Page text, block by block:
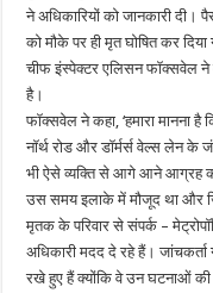
ने अधिकारियों को जानकारी
को मौके पर ही मृत घोषित कर
चीफ इंस्पेक्टर एलिसन फॉक्सवेल ने
है।
फॉक्सवेल ने कहा, ‘हमारा मानना
नॉर्थ रोड और डॉर्मर्स वेल्स लेन
भी ऐसे व्यक्ति से आगे आने आग्रह
उस समय इलाके में मौजूद था और
मृतक के परिवार से संपर्क –
अधिकारी मदद दे रहे हैं। जांचकर्ता
रखे हुए हैं क्योंकि वे उन घटनाओं